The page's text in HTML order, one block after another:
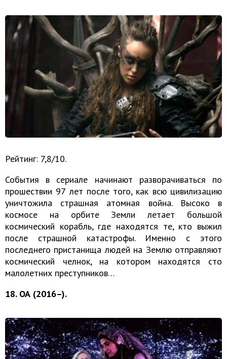
Рейтинг: 7,8/10.
События в сериале начинают разворачиваться по
прошествии 97 лет после того, как всю цивилизацию
уничтожила страшная атомная война. Высоко в
космосе на орбите Земли летает большой
космический корабль, где находятся те, кто выжил
после страшной катастрофы. Именно с этого
последнего пристанища людей на Землю отправляют
космический челнок, на котором находятся сто
малолетних преступников…
18. ОА (2016–).